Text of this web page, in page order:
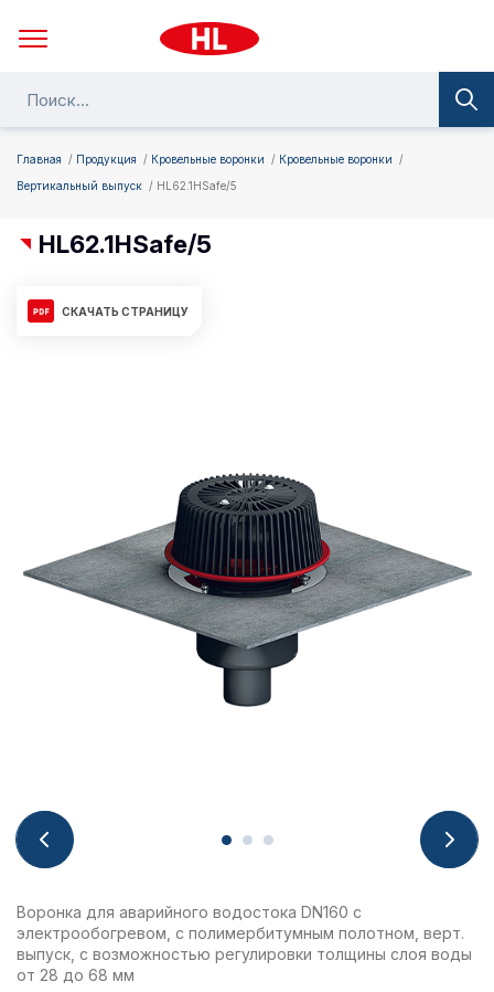
Главная Продукция Кровельные воронки
Кровельные воронки
Вертикальный выпуск
HL62.1HSafe/5
HL62.1HSafe/5
СКАЧАТЬ СТРАНИЦУ
Воронка для аварийного водостока DN160 с
электрообогревом, с полимербитумным полотном, верт.
выпуск, с возможностью регулировки толщины слоя воды
от 28 до 68 мм